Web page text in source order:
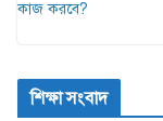
শিক্ষা সংবাদ